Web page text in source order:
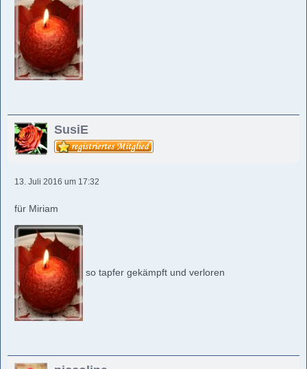
SusiE
13. Juli 2016 um 17:32
für Miriam
so tapfer gekämpft und verloren